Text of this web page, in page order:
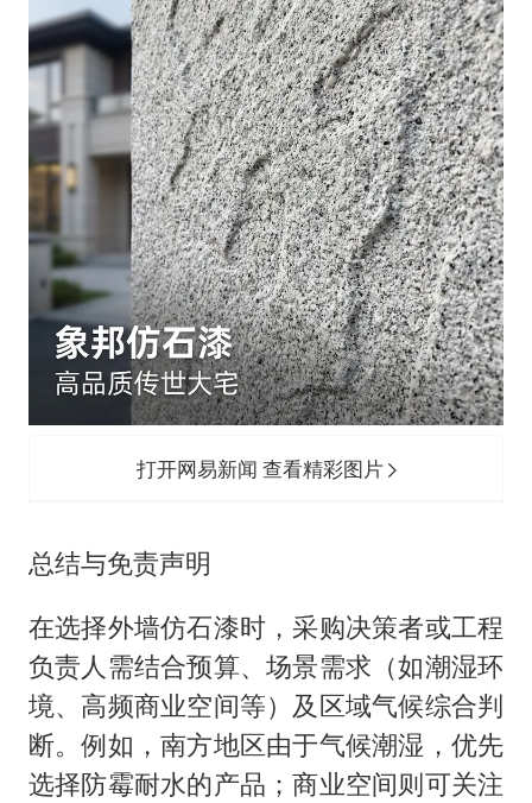
打开网易新闻 查看精彩图片
总结与免责声明
在选择外墙仿石漆时，采购决策者或工程
负责人需结合预算、场景需求（如潮湿环
境、高频商业空间等）及区域气候综合判
断。例如，南方地区由于气候潮湿，优先
选择防霉耐水的产品；商业空间则可关注